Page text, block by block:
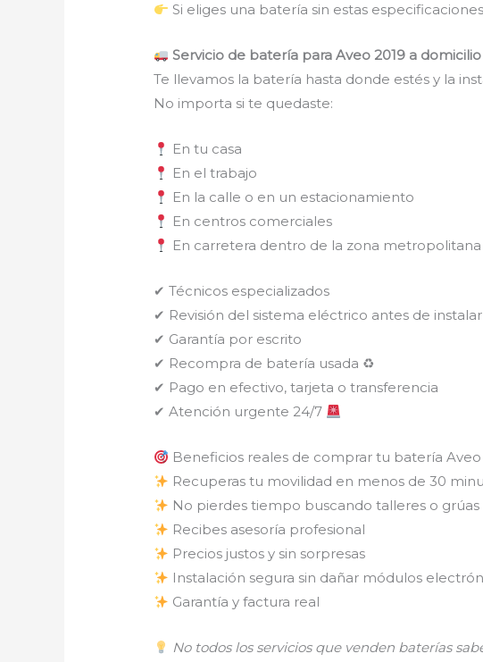
Si eliges una batería sin estas
Servicio de batería para Aveo 2019 a
Te llevamos la batería hasta donde estés y la
No importa si te quedaste:
En tu casa
En el trabajo
En la calle o en un estacionamiento
En centros comerciales
En carretera dentro de la zona metropolitana
✔ Técnicos especializados
✔ Revisión del sistema eléctrico antes de instalar
✔ Garantía por escrito
✔ Recompra de batería usada ♻
✔ Pago en efectivo, tarjeta o transferencia
✔ Atención urgente 24/7
Beneficios reales de comprar tu batería
Recuperas tu movilidad en menos de 30
No pierdes tiempo buscando talleres o grúas
Recibes asesoría profesional
Precios justos y sin sorpresas
Instalación segura sin dañar módulos
Garantía y factura real
No todos los servicios que venden baterías